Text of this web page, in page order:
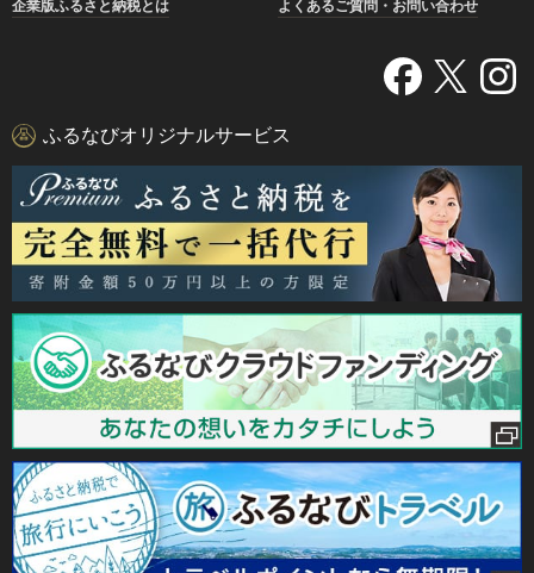
日頃より、奈井江町にご支援をいただき、誠にありがとうご
ざいます。
本町では、ポータルサイトと一部返礼品のリニューアルを行
い、６月６日より寄附受付を再開しました。
受付停止期間中はご不便をおかけしました。今後とも、北海
道奈井江町への応援をよろしくお願いいたします。
【ふるさと納税指定制度】
当自治体は、地方税法（昭和25年法律第226号）第37条の
２第２項及び第314条の７第２項の規定に基づき、ふるさと
納税の対象となる団体に指定されました。（指定期間：令和
６年10月１日～令和７年９月30日）
企業版ふるさと納税とは
よくあるご質問・お問い合わせ
ふるなびオリジナルサービス